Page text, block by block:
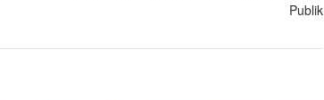
Publik